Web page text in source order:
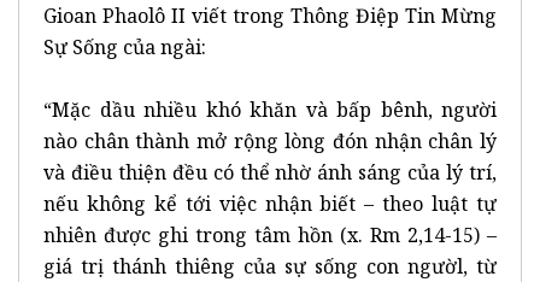
Gioan Phaolô II viết trong Thông Điệp Tin Mừng
Sự Sống của ngài:
“Mặc dầu nhiều khó khăn và bấp bênh, người
nào chân thành mở rộng lòng đón nhận chân lý
và điều thiện đều có thể nhờ ánh sáng của lý trí,
nếu không kể tới việc nhận biết – theo luật tự
nhiên được ghi trong tâm hồn (x. Rm 2,14-15) –
giá trị thánh thiêng của sự sống con ngườl, từ